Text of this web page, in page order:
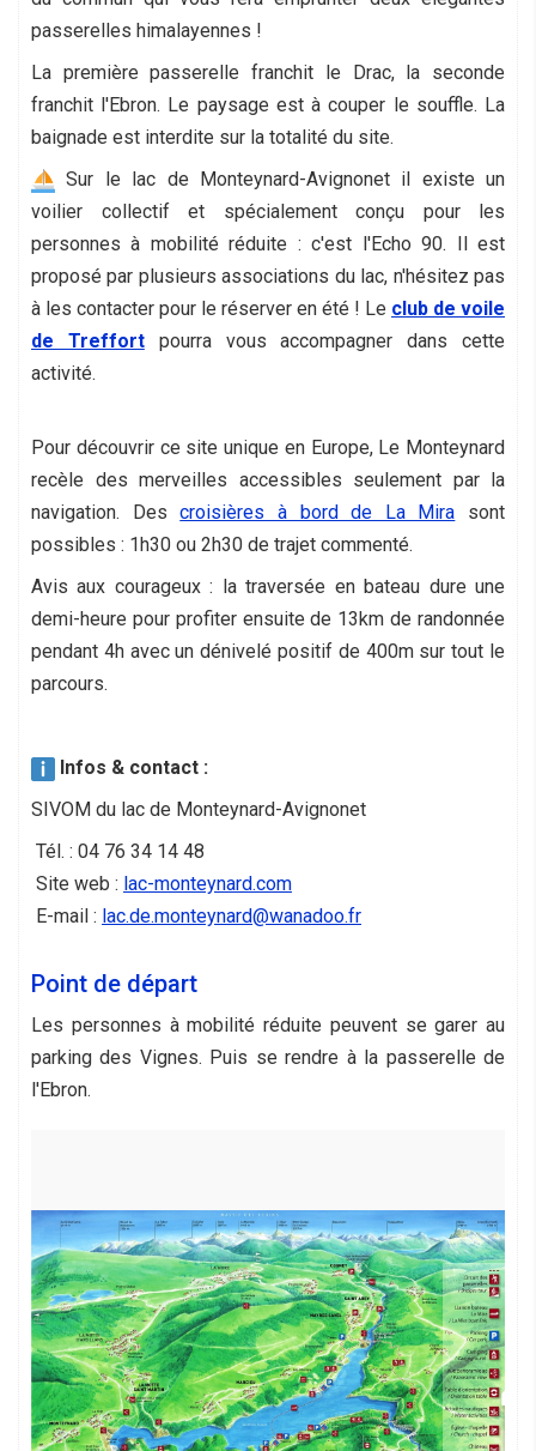
passerelles himalayennes !
La première passerelle franchit le Drac, la seconde
franchit l'Ebron. Le paysage est à couper le souffle. La
baignade est interdite sur la totalité du site.
Sur le lac de Monteynard-Avignonet il existe un
voilier collectif et spécialement conçu pour les
personnes à mobilité réduite : c'est l'Echo 90. Il est
proposé par plusieurs associations du lac, n'hésitez pas
à les contacter pour le réserver en été ! Le club de voile
de Treffortpourra vous accompagner dans cette
activité.
Pour découvrir ce site unique en Europe, Le Monteynard
recèle des merveilles accessibles seulement par la
navigation. Descroisières à bord de La Mira sont
possibles : 1h30 ou 2h30 de trajet commenté.
Avis aux courageux : la traversée en bateau dure une
demi-heure pour profiter ensuite de 13km de randonnée
pendant 4h avec un dénivelé positif de 400m sur tout le
parcours.
Infos & contact :
SIVOM du lac de Monteynard-Avignonet
Tél. : 04 76 34 14 48
Site web : lac-monteynard.com
E-mail : lac.de.monteynard@wanadoo.fr
Point de départ
Les personnes à mobilité réduite peuvent se garer au
parking des Vignes. Puis se rendre à la passerelle de
l'Ebron.